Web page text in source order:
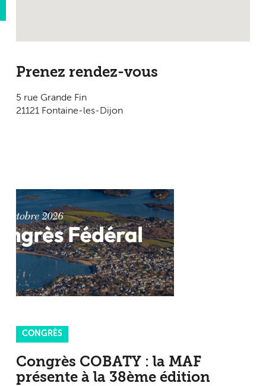
Prenez rendez-vous
5 rue Grande Fin
21121 Fontaine-les-Dijon
CONGRÈS
Congrès COBATY : la MAF
présente à la 38ème édition